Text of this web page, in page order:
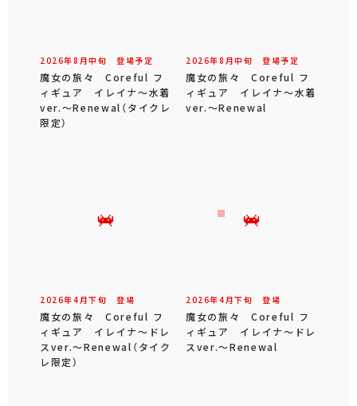
2026年8 月中旬 登場予定
魔女の旅々 Coreful フ
ィギュア イレイナ～水着
ver.～Renewal（タイクレ
限定）
2026年8 月中旬 登場予定
魔女の旅々 Coreful フ
ィギュア イレイナ～水着
ver.～Renewal
2026年4 月下旬 登場
魔女の旅々 Coreful フ
ィギュア イレイナ～ドレ
スver.～Renewal（タイク
レ限定）
2026年4 月下旬 登場
魔女の旅々 Coreful フ
ィギュア イレイナ～ドレ
スver.～Renewal